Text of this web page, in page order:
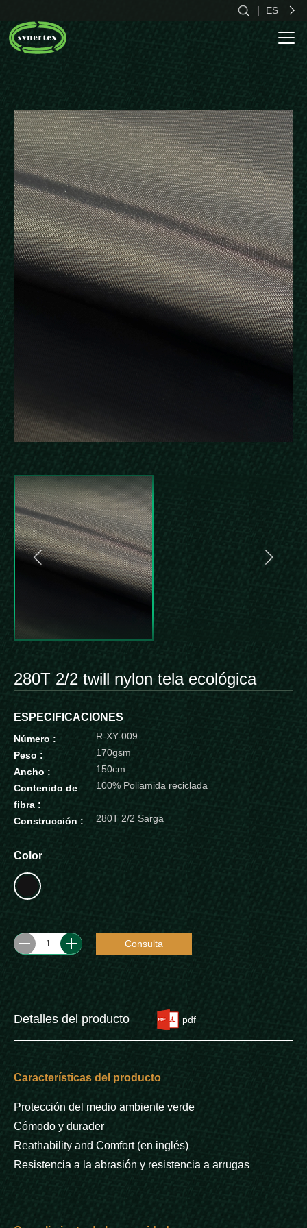
ES
CN
280T 2/2 twill nylon tela ecológica
ESPECIFICACIONES
Número :
R-XY-009
Peso :
170gsm
Ancho :
150cm
Contenido de
fibra :
100% Poliamida reciclada
Construcción : 280T 2/2 Sarga
Color
1 Consulta
Detalles del producto pdf
Características del producto
Protección del medio ambiente verde
Cómodo y durader
Reathability and Comfort (en inglés)
Resistencia a la abrasión y resistencia a arrugas